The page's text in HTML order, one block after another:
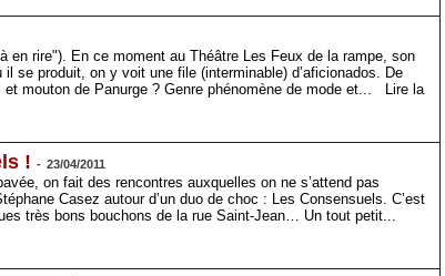
en rire"). En ce moment au Théâtre Les Feux de la rampe, son
se produit, on y voit une file (interminable) d’aficionados. De
mouton de Panurge ? Genre phénomène de mode et...
Lire la
! - 23/04/2011
on fait des rencontres auxquelles on ne s’attend pas
Casez autour d’un duo de choc : Les Consensuels. C’est
très bons bouchons de la rue Saint-Jean… Un tout petit...